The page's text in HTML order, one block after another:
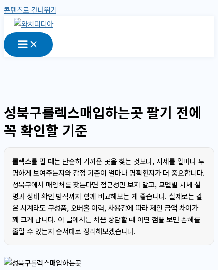
콘텐츠로 건너뛰기
성북구롤렉스매입하는곳 팔기 전에
꼭 확인할 기준
롤렉스를 팔 때는 단순히 가까운 곳을 찾는 것보다, 시세를 얼마나 투
명하게 보여주는지와 감정 기준이 얼마나 명확한지가 더 중요합니다.
성북구에서 매입처를 찾는다면 접근성만 보지 말고, 모델별 시세 설
명과 상태 확인 방식까지 함께 비교해보는 게 좋습니다. 실제로는 같
은 시계라도 구성품, 오버홀 이력, 사용감에 따라 제안 금액 차이가
꽤 크게 납니다. 이 글에서는 처음 상담할 때 어떤 점을 보면 손해를
줄일 수 있는지 순서대로 정리해보겠습니다.